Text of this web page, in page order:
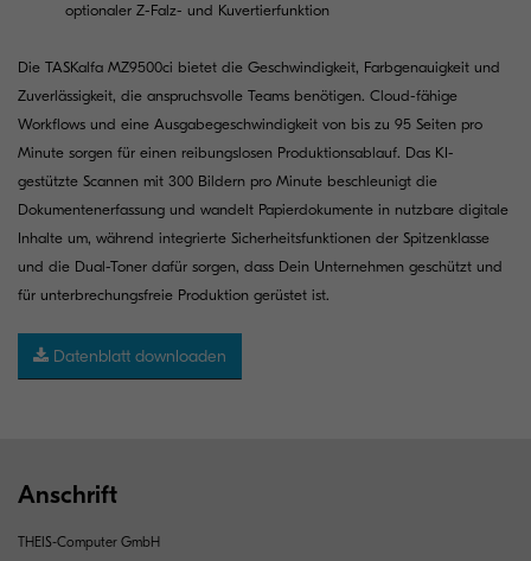
optionaler Z-Falz- und Kuvertierfunktion
Die TASKalfa MZ9500ci bietet die Geschwindigkeit, Farbgenauigkeit und
Zuverlässigkeit, die anspruchsvolle Teams benötigen. Cloud-fähige
Workflows und eine Ausgabegeschwindigkeit von bis zu 95 Seiten pro
Minute sorgen für einen reibungslosen Produktionsablauf. Das KI-
gestützte Scannen mit 300 Bildern pro Minute beschleunigt die
Dokumentenerfassung und wandelt Papierdokumente in nutzbare digitale
Inhalte um, während integrierte Sicherheitsfunktionen der Spitzenklasse
und die Dual-Toner dafür sorgen, dass Dein Unternehmen geschützt und
für unterbrechungsfreie Produktion gerüstet ist.
Datenblatt downloaden
Anschrift
THEIS-Computer GmbH